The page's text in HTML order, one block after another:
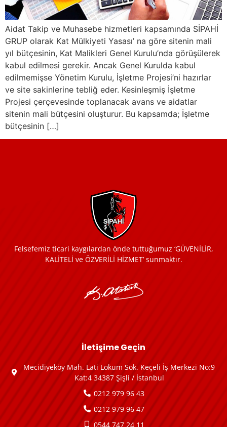
Aidat Takip ve Muhasebe hizmetleri kapsamında SİPAHİ
GRUP olarak Kat Mülkiyeti Yasası’ na göre sitenin mali
yıl bütçesinin, Kat Malikleri Genel Kurulu’nda görüşülerek
kabul edilmesi gerekir. Ancak Genel Kurulda kabul
edilmemişse Yönetim Kurulu, İşletme Projesi’ni hazırlar
ve site sakinlerine tebliğ eder. Kesinleşmiş İşletme
Projesi çerçevesinde toplanacak avans ve aidatlar
sitenin mali bütçesini oluşturur. Bu kapsamda; İşletme
bütçesinin […]
Felsefemiz ticari kaygılardan önde tuttuğumuz ‘GÜVENİLİR,
KALİTELİ ve ÖZVERİLİ HİZMET’ sunmaktır.
İletişime Geçin
Mecidiyeköy Mah. Lati Lokum Sok. Keçeli İş Merkezi No:9
Kat:4 34387 Şişli / İstanbul
0212 979 96 43
0212 979 96 47
0544 747 24 11